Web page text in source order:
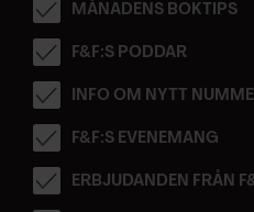
MÅNADENS BOKTIPS
F&F:S PODDAR
INFO OM NYTT
F&F:S EVENEMANG
ERBJUDANDEN FRÅN